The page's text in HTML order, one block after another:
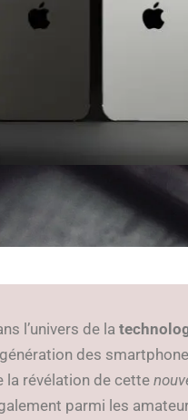
l’univers de la
des
la révélation de cette
parmi les